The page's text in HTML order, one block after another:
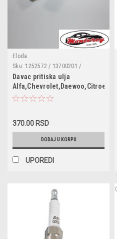
Eloda
Sku: 1252572 / 13700201 /
1252557 / 1658279J50 / 6240251 /
55202374 / 1535416 / SW90012 /
6ZL003259491 / 95961350 /
96281689 / 90569684 / 90507539 /
96494264
Davac pritiska ulja
370.00 RSD
DODAJ U KORPU
UPOREDI